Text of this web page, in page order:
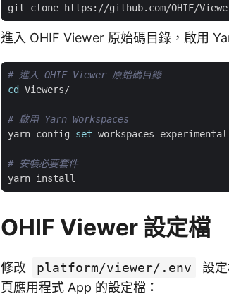
進入 OHIF Viewer 原始碼目錄，啟用
# 進入 OHIF Viewer 原始碼目錄
cd
# 啟用 Yarn Workspaces
yarn config set workspaces-experimental
# 安裝必要套件
OHIF Viewer 設定檔
修改 platform/viewer/.env
設
頁應用程式 App 的設定檔：